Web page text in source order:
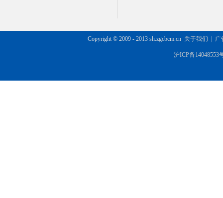
Copyright © 2009 - 2013 sh.zgcbcm.cn 关于我们 广
沪ICP备14048553